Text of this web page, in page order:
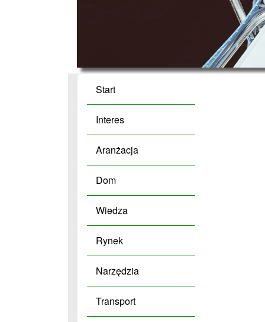
Start
Interes
Aranżacja
Dom
Wiedza
Rynek
Narzędzia
Transport